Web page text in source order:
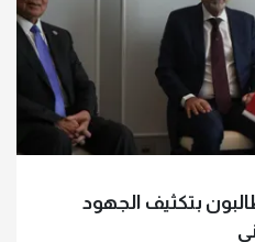
بتكثيف الجهود